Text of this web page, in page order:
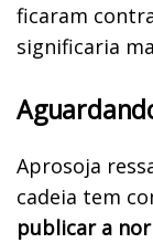
ficaram
significaria
Aprosoja
cadeia tem
publicar a